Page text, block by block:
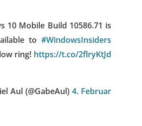
10 Mobile Build 10586.71 is
to #WindowsInsiders
ring! https://t.co/2flryKtJd
Aul (@GabeAul) 4. Februar